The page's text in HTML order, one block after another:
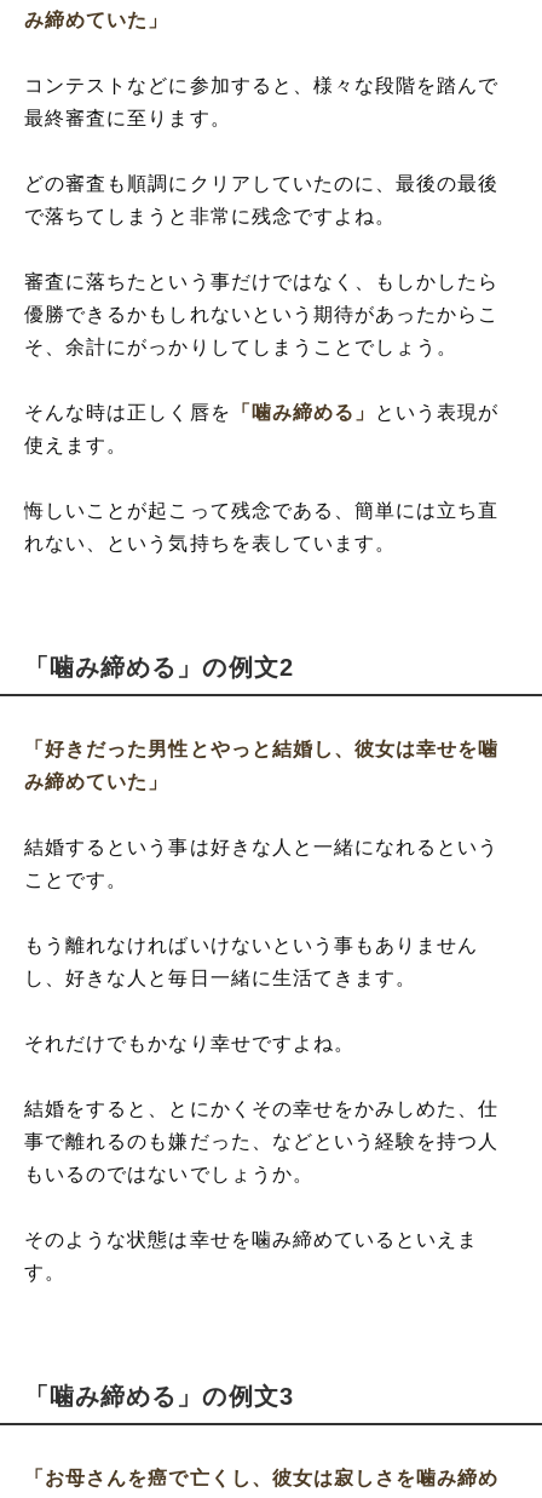
み締めていた」
コンテストなどに参加すると、様々な段階を踏んで
最終審査に至ります。
どの審査も順調にクリアしていたのに、最後の最後
で落ちてしまうと非常に残念ですよね。
審査に落ちたという事だけではなく、もしかしたら
優勝できるかもしれないという期待があったからこ
そ、余計にがっかりしてしまうことでしょう。
そんな時は正しく唇を 「噛み締める」
という表現が
使えます。
悔しいことが起こって残念である、簡単には立ち直
れない、という気持ちを表しています。
「噛み締める」の例文2
「好きだった男性とやっと結婚し、彼女は幸せを噛
み締めていた」
結婚するという事は好きな人と一緒になれるという
ことです。
もう離れなければいけないという事もありません
し、好きな人と毎日一緒に生活てきます。
それだけでもかなり幸せですよね。
結婚をすると、とにかくその幸せをかみしめた、仕
事で離れるのも嫌だった、などという経験を持つ人
もいるのではないでしょうか。
そのような状態は幸せを噛み締めているといえま
す。
「噛み締める」の例文3
「お母さんを癌で亡くし、彼女は寂しさを噛み締め